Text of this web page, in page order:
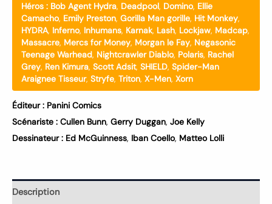
Héros : Bob Agent Hydra, Deadpool, Domino, Ellie
Camacho, Emily Preston, Gorilla Man gorille, Hit Monkey,
HYDRA, Inferno, Inhumans, Karnak, Lash, Lockjaw, Madcap,
Massacre, Mercs for Money, Morgan le Fay, Negasonic
Teenage Warhead, Nightcrawler Diablo, Polaris, Rachel
Grey, Ren Kimura, Scott Adsit, SHIELD, Spider-Man
Araignee Tisseur, Stryfe, Triton, X-Men, Xorn
Éditeur : Panini Comics
Scénariste : Cullen Bunn, Gerry Duggan, Joe Kelly
Dessinateur : Ed McGuinness, Iban Coello, Matteo Lolli
Description